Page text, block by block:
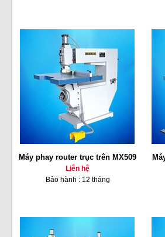
Máy phay router trục trên MX509
Liên hệ
Bảo hành : 12 tháng